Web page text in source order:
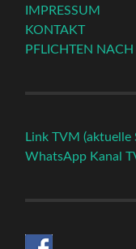
IMPRESSUM
KONTAKT
PFLICHTEN
Link TVM (aktuelle
WhatsApp Kanal